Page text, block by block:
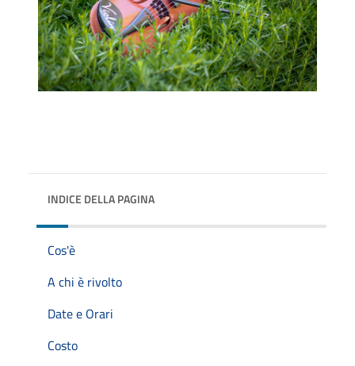
INDICE DELLA PAGINA
Cos'è
A chi è rivolto
Date e Orari
Costo